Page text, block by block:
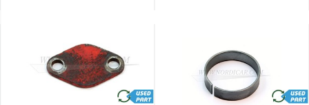
brand brand